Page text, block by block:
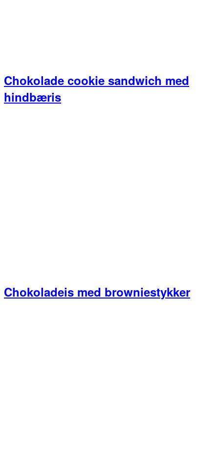
Chokolade cookie sandwich med
hindbæris
Chokoladeis med browniestykker